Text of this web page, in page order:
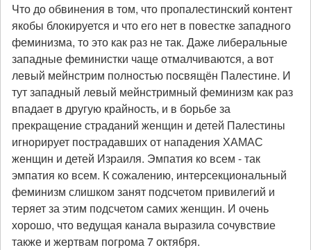
Что до обвинения в том, что пропалестинский контент
якобы блокируется и что его нет в повестке западного
феминизма, то это как раз не так. Даже либеральные
западные феминистки чаще отмалчиваются, а вот
левый мейнстрим полностью посвящён Палестине. И
тут западный левый мейнстримный феминизм как раз
впадает в другую крайность, и в борьбе за
прекращение страданий женщин и детей Палестины
игнорирует пострадавших от нападения ХАМАС
женщин и детей Израиля. Эмпатия ко всем - так
эмпатия ко всем. К сожалению, интерсекциональный
феминизм слишком занят подсчетом привилегий и
теряет за этим подсчетом самих женщин. И очень
хорошо, что ведущая канала выразила сочувствие
также и жертвам погрома 7 октября.